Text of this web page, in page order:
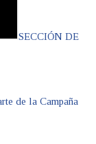
SECCIÓN DE
de la Campaña